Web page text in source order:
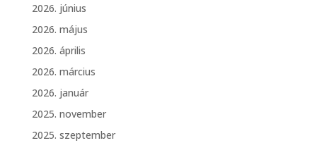
2026. június
2026. május
2026. április
2026. március
2026. január
2025. november
2025. szeptember